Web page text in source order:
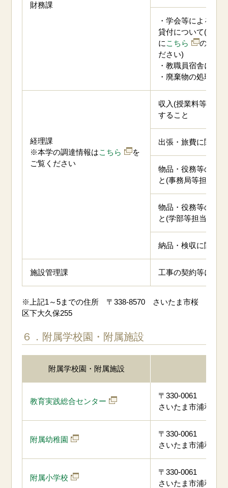
財務課
・学会等による講
貸付について(ご連
に こちら
のペー
ださい)
・教職員宿舎につ
・廃棄物の処理に
経理課
※本学の調達情報はこちら
を
ご覧ください
収入(授業料等を含
すること
出張・旅費に関す
物品・役務等の調
と(事務局等担当係)
物品・役務等の調
と(学部等担当係)
納品・検収に関す
施設管理課 工事の契約等に関
※上記1～5までの住所 〒338-8570 さいたま市桜
区下大久保255
６．附属学校園・附属施設
附属学校園・附属施設
教育実践総合センター
〒330-0061
さいたま市浦和区
附属幼稚園
〒330-0061
さいたま市浦和区
附属小学校
〒330-0061
さいたま市浦和区